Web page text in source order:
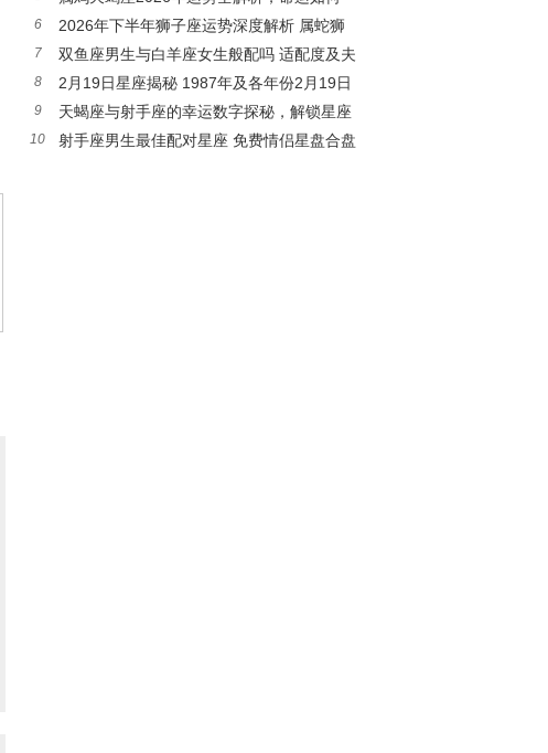
探究竟
6
2026年下半年狮子座运势深度解析 属蛇狮
子座全年运势展望
7
双鱼座男生与白羊座女生般配吗 适配度及夫
妻相处之道
8
2月19日星座揭秘 1987年及各年份2月19日
星座解析
9
天蝎座与射手座的幸运数字探秘，解锁星座
好运密码
10
射手座男生最佳配对星座 免费情侣星盘合盘